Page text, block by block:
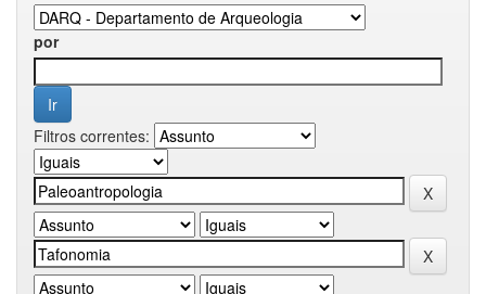
por
Filtros correntes: